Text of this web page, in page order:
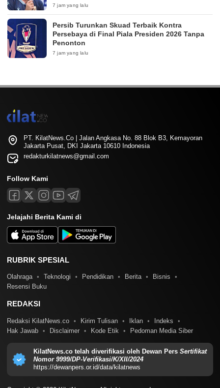
7 jam yang lalu
Persib Turunkan Skuad Terbaik Kontra
Persebaya di Final Piala Presiden 2026 Tanpa
Penonton
7 jam yang lalu
PT. KilatNews.Co | Jalan Angkasa No. 88 Blok B3, Kemayoran
Jakarta Pusat, DKI Jakarta 10610 Indonesia
redakturkilatnews@gmail.com
Follow Kami
Jelajahi Berita Kami di
RUBRIK SPESIAL
Olahraga Teknologi Pendidikan Berita
Bisnis
Resensi Buku
REDAKSI
Redaksi KilatNews.co Kirim Tulisan Iklan
Indeks
Hak Jawab
Disclaimer Kode Etik Pedoman Media Siber
KilatNews.co telah diverifikasi oleh Dewan Pers Sertifikat
Nomor 9999/DP-Verifikasi/K/XII/2024
https://dewanpers.or.id/data/kilatnews